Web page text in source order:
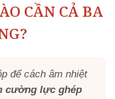
CẦN CẢ BA
để cách âm nhiệt
cường lực ghép